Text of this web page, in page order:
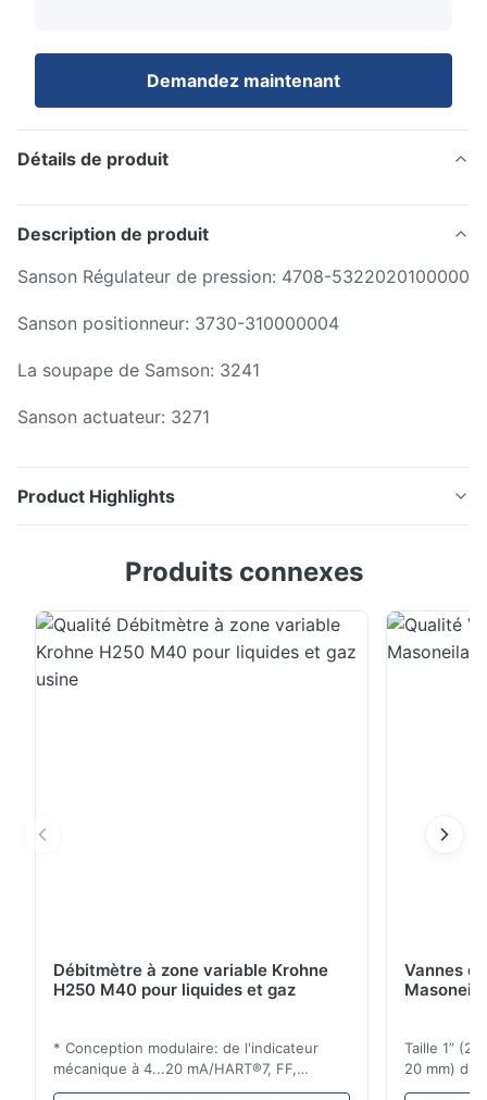
Demandez maintenant
Détails de produit
Description de produit
Sanson Régulateur de pression: 4708-5322020100000
Sanson positionneur: 3730-310000004
La soupape de Samson: 3241
Sanson actuateur: 3271
Product Highlights
Sanson positionneur: 3730-310000004 La soupape de
Produits connexes
Débitmètre à zone variable Krohne
H250 M40 pour liquides et gaz
* Conception modulaire: de l'indicateur
mécanique à 4...20 mA/HART®7, FF,
Profibus-PA et totalizateur * N'importe
Vannes
Taille 1”
20 mm)